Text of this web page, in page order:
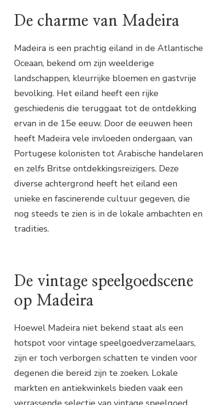
De charme van Madeira
Madeira is een prachtig eiland in de Atlantische
Oceaan, bekend om zijn weelderige
landschappen, kleurrijke bloemen en gastvrije
bevolking. Het eiland heeft een rijke
geschiedenis die teruggaat tot de ontdekking
ervan in de 15e eeuw. Door de eeuwen heen
heeft Madeira vele invloeden ondergaan, van
Portugese kolonisten tot Arabische handelaren
en zelfs Britse ontdekkingsreizigers. Deze
diverse achtergrond heeft het eiland een
unieke en fascinerende cultuur gegeven, die
nog steeds te zien is in de lokale ambachten en
tradities.
De vintage speelgoedscene
op Madeira
Hoewel Madeira niet bekend staat als een
hotspot voor vintage speelgoedverzamelaars,
zijn er toch verborgen schatten te vinden voor
degenen die bereid zijn te zoeken. Lokale
markten en antiekwinkels bieden vaak een